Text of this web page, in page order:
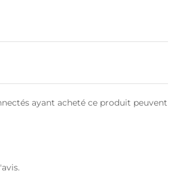
ayant acheté ce produit peuvent